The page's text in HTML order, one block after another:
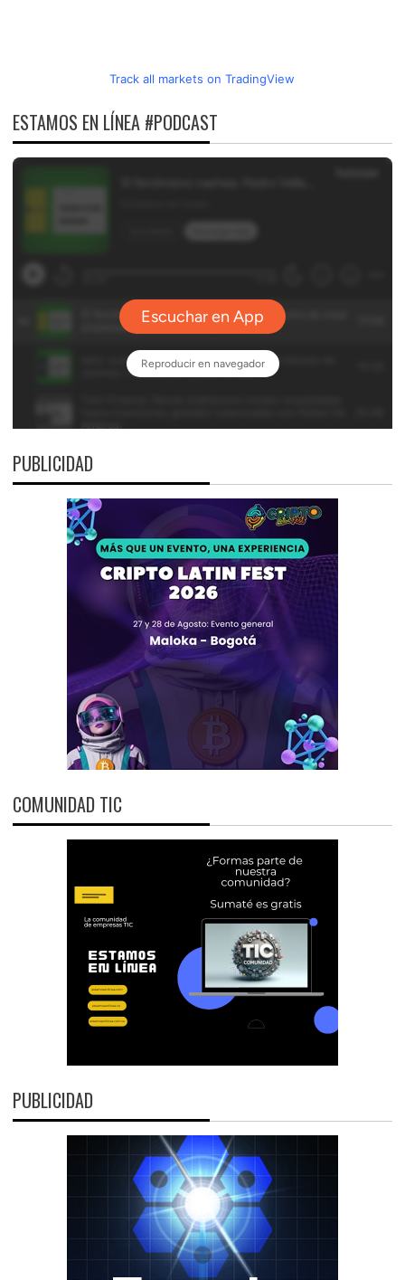
Track all markets on TradingView
ESTAMOS EN LÍNEA #PODCAST
PUBLICIDAD
COMUNIDAD TIC
PUBLICIDAD